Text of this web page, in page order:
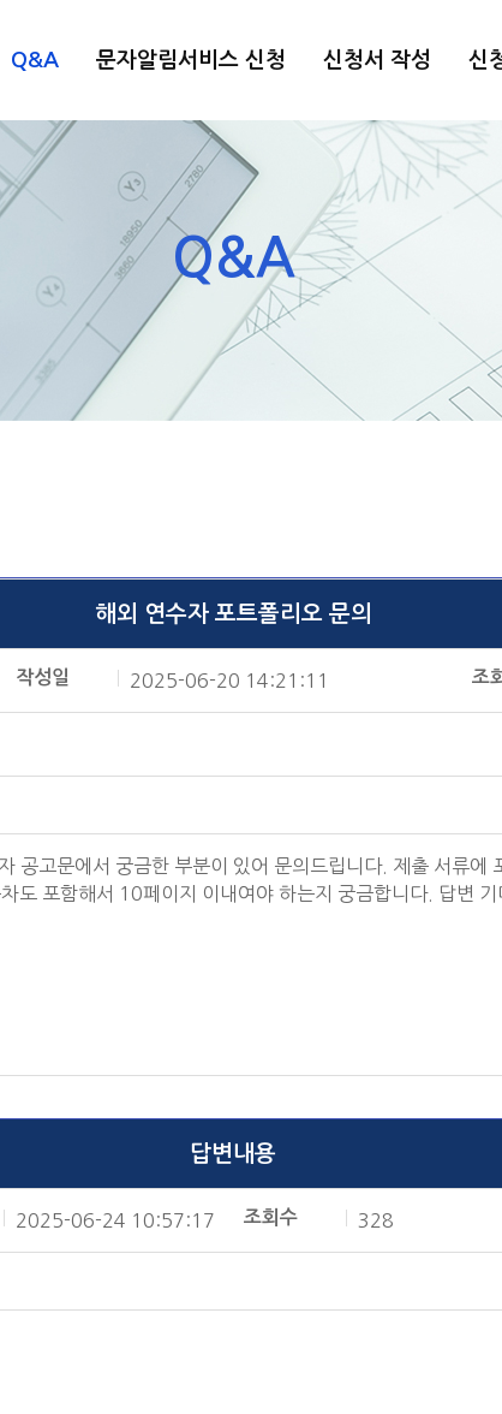
Q&A 문자알림서비스 신청 신청서 작성 신
Q&A
해외 연수자 포트폴리오 문의
작성일 2025-06-20 14:21:11 조
공고문에서 궁금한 부분이 있어 문의드립니다. 제출 서류
도 포함해서 10페이지 이내여야 하는지 궁금합니다. 답변
답변내용
2025-06-24 10:57:17 조회수 328